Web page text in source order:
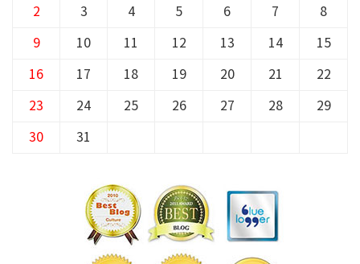
2 3 4 5 6 7 8
9 10 11 12 13 14 15
16 17 18 19 20 21 22
23 24 25 26 27 28 29
30 31